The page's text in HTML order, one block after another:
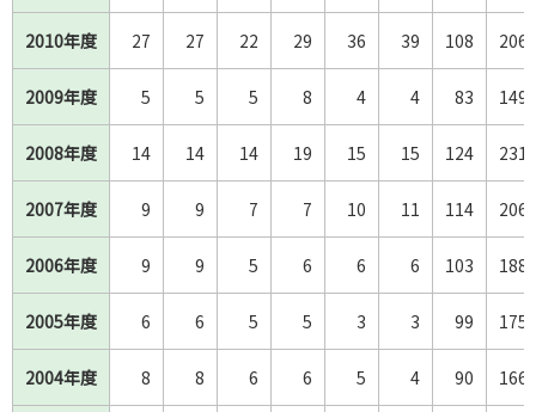
2010年度 27 27 22 29 36 39 108 206
2009年度 5 5 5 8 4 4 83 149
2008年度 14 14 14 19 15 15 124 231
2007年度 9 9 7 7 10 11 114 206
2006年度 9 9 5 6 6 6 103 188
2005年度 6 6 5 5 3 3 99 175
2004年度 8 8 6 6 5 4 90 166
2010年度
2009年度
2008年度
2007年度
2006年度
2005年度
2004年度